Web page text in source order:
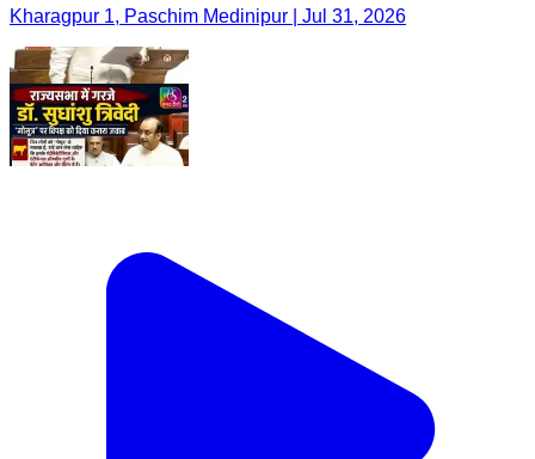
Kharagpur 1, Paschim Medinipur | Jul 31, 2026